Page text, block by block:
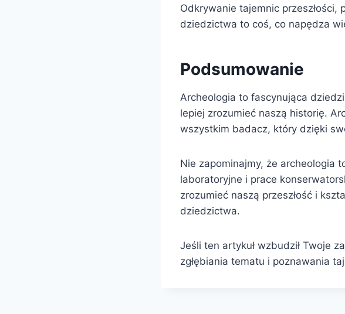
Odkrywanie tajemnic
dziedzictwa to coś, co napędza
Podsumowanie
Archeologia to fascynująca
lepiej zrozumieć naszą historię.
wszystkim badacz, który dzięki
Nie zapominajmy, że archeologia
laboratoryjne i prace
zrozumieć naszą przeszłość i
dziedzictwa.
Jeśli ten artykuł wzbudził Twoje
zgłębiania tematu i poznawania